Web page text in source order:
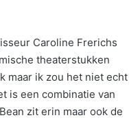
Caroline Frerichs
theaterstukken
maar ik zou het niet echt
is een combinatie van
zit erin maar ook de